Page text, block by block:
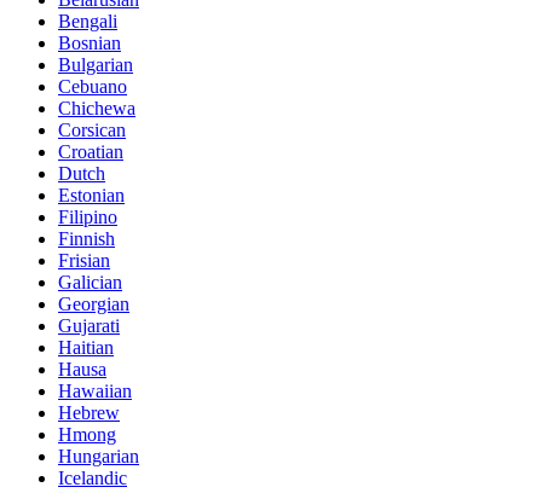
Bengali
Bosnian
Bulgarian
Cebuano
Chichewa
Corsican
Croatian
Dutch
Estonian
Filipino
Finnish
Frisian
Galician
Georgian
Gujarati
Haitian
Hausa
Hawaiian
Hebrew
Hmong
Hungarian
Icelandic